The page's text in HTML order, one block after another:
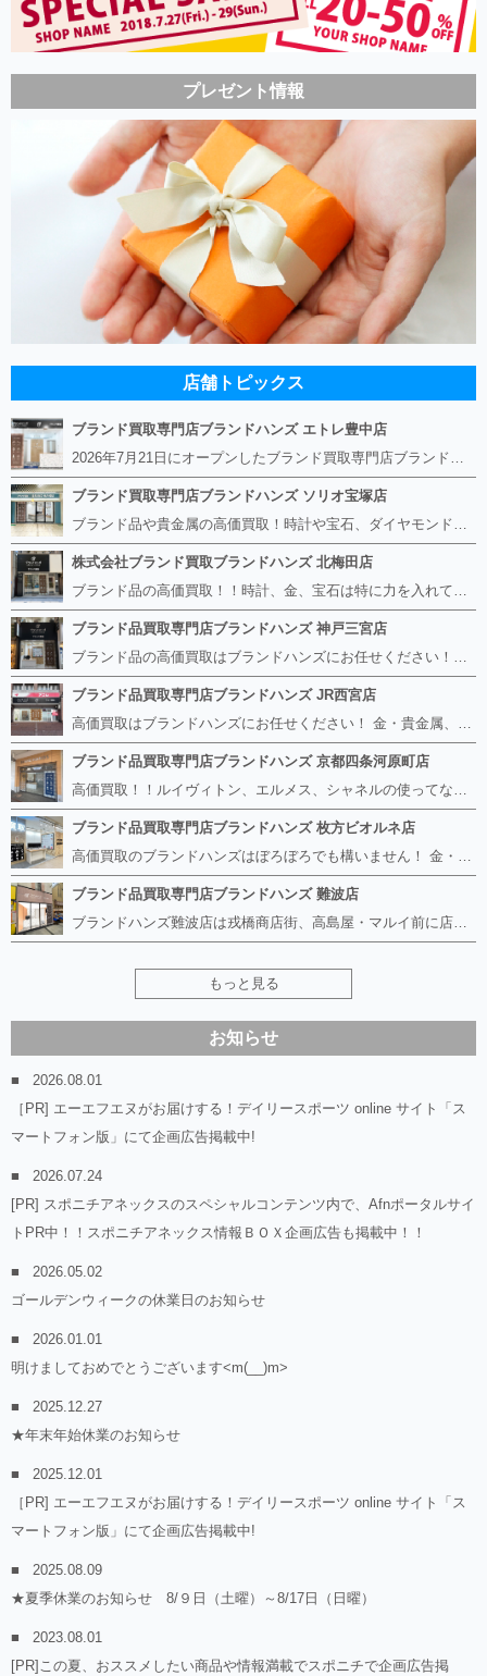
プレゼント情報
店舗トピックス
ブランド買取専門店ブランドハンズ エトレ豊中店
2026年7月21日にオープンしたブランド買取専門店ブランドハンズ エトレ豊中店です。 阪急豊中駅直結のショッピングモール エトレとよなかの１階に店舗がございます。 金・貴金属、ブランド品、時計、宝石などその他ブランド食器や美容機器、ブランド香水や化粧品などの取り扱いもございます。 熟練の鑑定士が親切・丁寧に接客、査定をさせていただきます。 査定だけでもOK。お気軽にご来店下さいませ！
ブランド買取専門店ブランドハンズ ソリオ宝塚店
ブランド品や貴金属の高価買取！時計や宝石、ダイヤモンドなど家に眠っているものがあったら捨てる前にブランドハンズへお越しください。 査定料は無料、お値段が付くものかお調べいたします！ 宅配買取もありますので使っていない古いルイヴィトンのバッグや財布、壊れているオメガの時計、千切れている金のネックレスや指輪、小型家電も取り扱っておりますのでお気軽にご利用下さい☆ その他ブランド食器、銀シルバー製品、美容機器、脱毛器、スマホなど幅広く取り扱っております！
株式会社ブランド買取ブランドハンズ 北梅田店
ブランド品の高価買取！！時計、金、宝石は特に力を入れています！ ルイヴィトン、シャネル、ロレックス、エルメスはもちろん、グッチ、プラダ、セリーヌ、フェンディなどなど、 その他ブランド食器、銀シルバー製品、美容機器、脱毛器、スマホなど幅広く取り扱っているので まずは無料査定にお越しください！ 手数料は全て無料！全国対応の宅配買取も行っておりますのでお気軽にご連絡下さい！
ブランド品買取専門店ブランドハンズ 神戸三宮店
ブランド品の高価買取はブランドハンズにお任せください！！ 高騰し続けている金・貴金属はもちろん、ルイヴィトン、エルメス、シャネル、ロレックスは特に力を入れております。 その他ブランド食器、銀シルバー製品、美容機器、脱毛器、スマホなど幅広く取り扱っております！ 鑑定士は経験豊富で親切丁寧な対応を心がけております。 鑑定書がないものでもしっかり見させて頂きます。
ブランド品買取専門店ブランドハンズ JR西宮店
高価買取はブランドハンズにお任せください！ 金・貴金属、ルイヴィトン、エルメス、シャネル、ロレックスは特に力を入れておりますが、 他店で断られたボロボロになったバッグや財布、壊れたブランド品、時計、千切れた貴金属もお買取り可能です。 経験豊富な鑑定士が宝石やダイヤモンドの鑑定書がないものでもしっかり見させて頂きます。 その他ブランド食器、銀シルバー製品、美容機器、脱毛器、スマホなど幅広く取り扱っております！ 是非お気軽にお越しください。
ブランド品買取専門店ブランドハンズ 京都四条河原町店
高価買取！！ルイヴィトン、エルメス、シャネルの使ってないものなど ブランドハンズならボロボロでも構いません。 他店に断られたものも当店ならお買取り可能です！ ロレックスやフェンディ、グッチも大歓迎です！ ブランド品や貴金属、時計、宝石、ダイヤモンドは特に高価買取ですのでお査定だけでもお待ちしております。
ブランド品買取専門店ブランドハンズ 枚方ビオルネ店
高価買取のブランドハンズはぼろぼろでも構いません！ 金・貴金属、ルイヴィトンやエルメス、シャネルの使ってないものはございませんか？ 他店に断られたものも当店ならお買取り可能です！ ロレックスやフェンディ、グッチも大歓迎！ ブランド品や貴金属、時計、宝石、ダイヤモンドは特に高価買取ですがブランド食器、スマホ、美容機器、銀製品など幅広く取り扱っております。
ブランド品買取専門店ブランドハンズ 難波店
ブランドハンズ難波店は戎橋商店街、高島屋・マルイ前に店舗があります！ ボロボロのルイヴィトン、エルメス、シャネルも高価買取！！ ぼろぼろのものでもブランドハンズなら高くお買取り致します！ ブランド香水や化粧品、動かない時計、ロレックスは特に高価買取です。 貴金属や宝石、ダイヤモンドの鑑定書がないものでもしっかり見させて頂きます。 是非お気軽にお越しください。
もっと見る
お知らせ
2026.08.01
［PR] エーエフエヌがお届けする！デイリースポーツ online サイト「ス
マートフォン版」にて企画広告掲載中!
2026.07.24
[PR] スポニチアネックスのスペシャルコンテンツ内で、Afnポータルサイ
トPR中！！スポニチアネックス情報ＢＯＸ企画広告も掲載中！！
2026.05.02
ゴールデンウィークの休業日のお知らせ
2026.01.01
明けましておめでとうございます<m(__)m>
2025.12.27
★年末年始休業のお知らせ
2025.12.01
［PR] エーエフエヌがお届けする！デイリースポーツ online サイト「ス
マートフォン版」にて企画広告掲載中!
2025.08.09
★夏季休業のお知らせ 8/９日（土曜）～8/17日（日曜）
2023.08.01
[PR]この夏、おススメしたい商品や情報満載でスポニチで企画広告掲